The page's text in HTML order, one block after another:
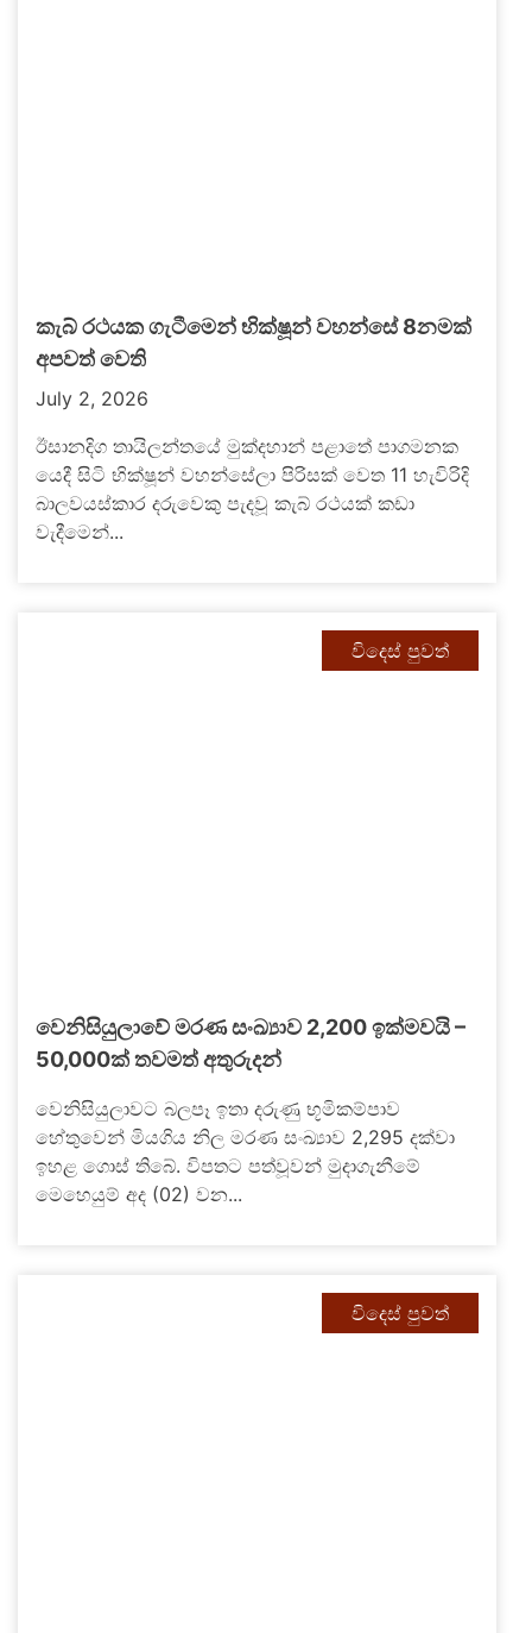
කැබ් රථයක ගැටීමෙන් භික්ෂූන් වහන්සේ 8නමක්
අපවත් වෙති
July 2, 2026
ඊසානදිග තායිලන්තයේ මුක්දහාන් පළාතේ පාගමනක
යෙදී සිටි භික්ෂූන් වහන්සේලා පිරිසක් වෙත 11 හැවිරිදි
බාලවයස්කාර දරුවෙකු පැදවූ කැබ් රථයක් කඩා
වැදීමෙන්...
විදෙස් පුවත්
වෙනිසියුලාවේ මරණ සංඛ්‍යාව 2,200 ඉක්මවයි –
50,000ක් තවමත් අතුරුදන්
වෙනිසියුලාවට බලපෑ ඉතා දරුණු භූමිකම්පාව
හේතුවෙන් මියගිය නිල මරණ සංඛ්‍යාව 2,295 දක්වා
ඉහළ ගොස් තිබේ. විපතට පත්වූවන් මුදාගැනීමේ
මෙහෙයුම් අද (02) වන...
විදෙස් පුවත්